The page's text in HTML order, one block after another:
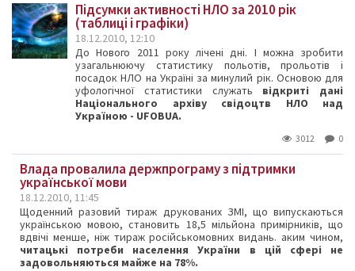
Підсумки активності НЛО за 2010 рік
(таблиці і графіки)
18.12.2010, 12:10
До Нового 2011 року лічені дні. І можна зробити
узагальнюючу статистику польотів, прольотів і
посадок НЛО на Україні за минулий рік. Основою для
уфологічної статистики служать відкриті дані
Національного архіву свідоцтв НЛО над
Україною - UFOBUA.
3012 0
Влада провалила держпрограму з підтримки
української мови
18.12.2010, 11:45
Щоденний разовий тираж друкованих ЗМІ, що випускаються
українською мовою, становить 18,5 мільйона примірників, що
вдвічі менше, ніж тираж російськомовних видань. аким чином,
читацькі потреби населення України в цій сфері не
задовольняються майже на 78%.